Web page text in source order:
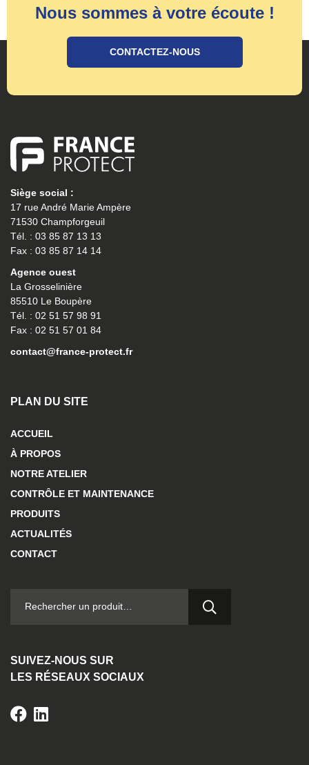
Nous sommes à votre écoute !
CONTACTEZ-NOUS
Siège social :
17 rue André Marie Ampère
71530 Champforgeuil
Tél. : 03 85 87 13 13
Fax : 03 85 87 14 14
Agence ouest
La Grosselinière
85510 Le Boupère
Tél. : 02 51 57 98 91
Fax : 02 51 57 01 84
contact@france-protect.fr
PLAN DU SITE
ACCUEIL
À PROPOS
NOTRE ATELIER
CONTRÔLE ET MAINTENANCE
PRODUITS
ACTUALITÉS
CONTACT
SUIVEZ-NOUS SUR
LES RÉSEAUX SOCIAUX